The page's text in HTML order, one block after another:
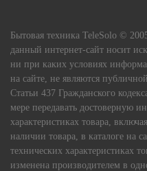
Бытовая техника TeleSolo ©
данный интернет-сайт носит
ни при каких условиях
на сайте, не являются
Статьи 437 Гражданского
мере передавать достоверную
характеристиках товара,
наличии товара, в каталоге на
технических характеристиках
изменена производителем в